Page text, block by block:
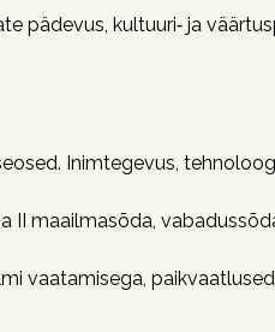
pädevus, kultuuri‑ ja
Inimtegevus,
II maailmasõda,
vaatamisega,